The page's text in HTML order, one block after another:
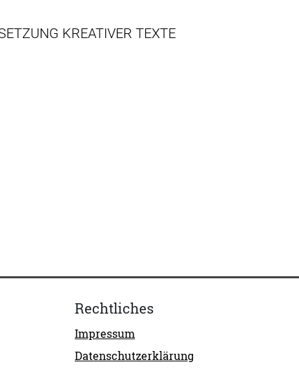
KREATIVER TEXTE
Rechtliches
Impressum
Datenschutzerklärung